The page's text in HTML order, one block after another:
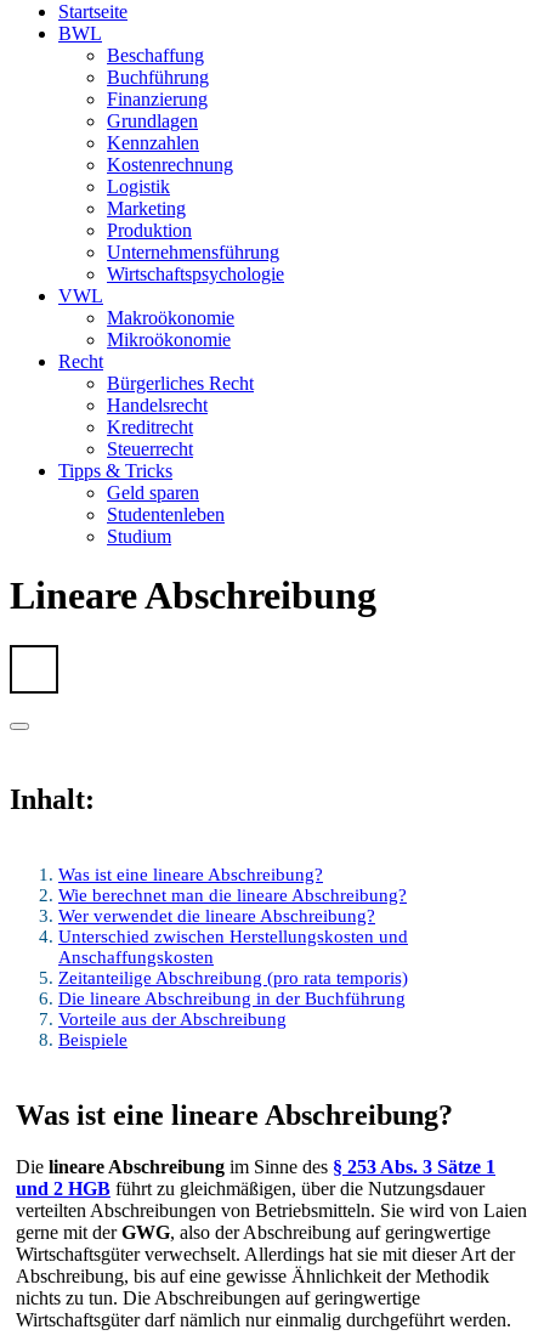
Startseite
BWL
Beschaffung
Buchführung
Finanzierung
Grundlagen
Kennzahlen
Kostenrechnung
Logistik
Marketing
Produktion
Unternehmensführung
Wirtschaftspsychologie
VWL
Makroökonomie
Mikroökonomie
Recht
Bürgerliches Recht
Handelsrecht
Kreditrecht
Steuerrecht
Tipps & Tricks
Geld sparen
Studentenleben
Studium
Lineare Abschreibung
Inhalt:
Was ist eine lineare Abschreibung?
Wie berechnet man die lineare Abschreibung?
Wer verwendet die lineare Abschreibung?
Unterschied zwischen Herstellungskosten und
Anschaffungskosten
Zeitanteilige Abschreibung (pro rata temporis)
Die lineare Abschreibung in der Buchführung
Vorteile aus der Abschreibung
Beispiele
Was ist eine lineare Abschreibung?
Die lineare Abschreibung im Sinne des § 253 Abs. 3 Sätze 1
und 2 HGB führt zu gleichmäßigen, über die Nutzungsdauer
verteilten Abschreibungen von Betriebsmitteln. Sie wird von Laien
gerne mit derGWG, also der Abschreibung auf geringwertige
Wirtschaftsgüter verwechselt. Allerdings hat sie mit dieser Art der
Abschreibung, bis auf eine gewisse Ähnlichkeit der Methodik
nichts zu tun. Die Abschreibungen auf geringwertige
Wirtschaftsgüter darf nämlich nur einmalig durchgeführt werden.